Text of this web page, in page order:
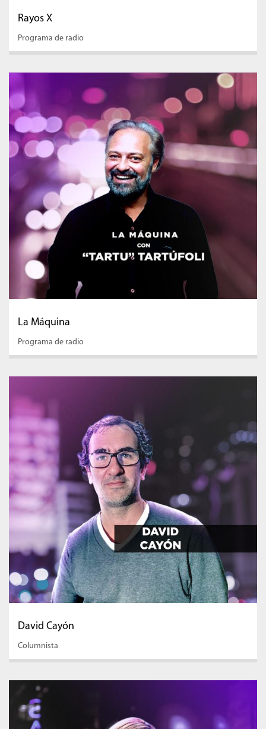
Rayos X
Programa de radio
La Máquina
Programa de radio
David Cayón
Columnista